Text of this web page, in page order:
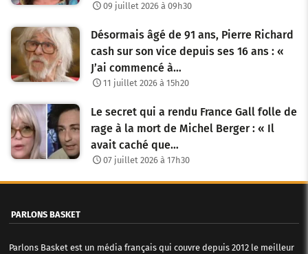
09 juillet 2026 à 09h30
Désormais âgé de 91 ans, Pierre Richard
cash sur son vice depuis ses 16 ans : «
J’ai commencé à…
11 juillet 2026 à 15h20
Le secret qui a rendu France Gall folle de
rage à la mort de Michel Berger : « Il
avait caché que…
07 juillet 2026 à 17h30
PARLONS BASKET
Parlons Basket est un média français qui couvre depuis 2012 le meilleur